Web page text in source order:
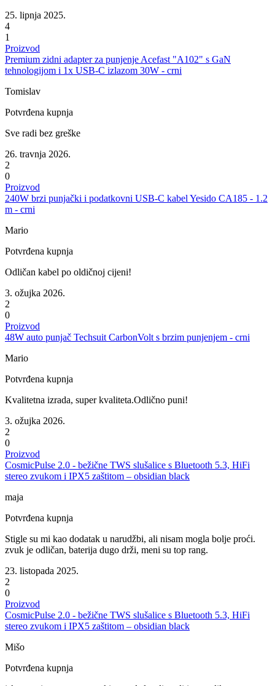
25. lipnja 2025.
4
1
Proizvod
Premium zidni adapter za punjenje Acefast "A102" s GaN
tehnologijom i 1x USB-C izlazom 30W - crni
Tomislav
Potvrđena kupnja
Sve radi bez greške
26. travnja 2026.
2
0
Proizvod
240W brzi punjački i podatkovni USB-C kabel Yesido CA185 - 1.2
m - crni
Mario
Potvrđena kupnja
Odličan kabel po oldičnoj cijeni!
3. ožujka 2026.
2
0
Proizvod
48W auto punjač Techsuit CarbonVolt s brzim punjenjem - crni
Mario
Potvrđena kupnja
Kvalitetna izrada, super kvaliteta.Odlično puni!
3. ožujka 2026.
2
0
Proizvod
CosmicPulse 2.0 - bežične TWS slušalice s Bluetooth 5.3, HiFi
stereo zvukom i IPX5 zaštitom – obsidian black
maja
Potvrđena kupnja
Stigle su mi kao dodatak u narudžbi, ali nisam mogla bolje proći.
zvuk je odličan, baterija dugo drži, meni su top rang.
23. listopada 2025.
2
0
Proizvod
CosmicPulse 2.0 - bežične TWS slušalice s Bluetooth 5.3, HiFi
stereo zvukom i IPX5 zaštitom – obsidian black
Mišo
Potvrđena kupnja